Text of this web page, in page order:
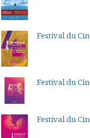
Festival du
Festival du
Festival du